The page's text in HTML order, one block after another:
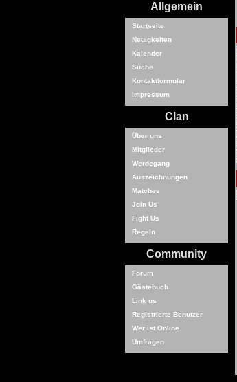
Allgemein
Startseite
Neuigkeiten
Kalender
Suche
Kontaktformular
Impressum
Clan
Über uns
Mitglieder
Werdegang
Auszeichnungen
Matches
Join Us
Fight Us
Regeln
Community
Forum
Gästebuch
Link us
Registrierte Benutzer
Wer ist Online
Umfragen